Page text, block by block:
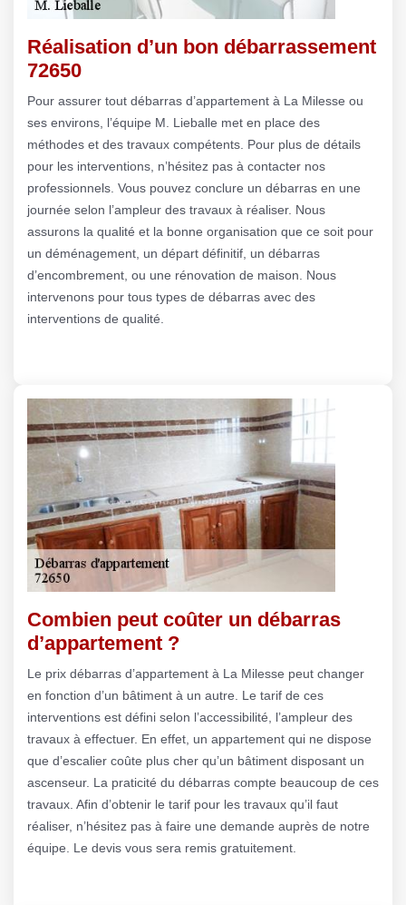
Réalisation d’un bon débarrassement
72650
Pour assurer tout débarras d’appartement à La Milesse ou
ses environs, l’équipe M. Lieballe met en place des
méthodes et des travaux compétents. Pour plus de détails
pour les interventions, n’hésitez pas à contacter nos
professionnels. Vous pouvez conclure un débarras en une
journée selon l’ampleur des travaux à réaliser. Nous
assurons la qualité et la bonne organisation que ce soit pour
un déménagement, un départ définitif, un débarras
d’encombrement, ou une rénovation de maison. Nous
intervenons pour tous types de débarras avec des
interventions de qualité.
Combien peut coûter un débarras
d’appartement ?
Le prix débarras d’appartement à La Milesse peut changer
en fonction d’un bâtiment à un autre. Le tarif de ces
interventions est défini selon l’accessibilité, l’ampleur des
travaux à effectuer. En effet, un appartement qui ne dispose
que d’escalier coûte plus cher qu’un bâtiment disposant un
ascenseur. La praticité du débarras compte beaucoup de ces
travaux. Afin d’obtenir le tarif pour les travaux qu’il faut
réaliser, n’hésitez pas à faire une demande auprès de notre
équipe. Le devis vous sera remis gratuitement.